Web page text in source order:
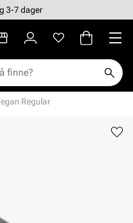
3-7 dager
Regular